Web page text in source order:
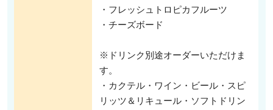
・フレッシュトロピカフルーツ
・チーズボード
※ドリンク別途オーダーいただけま
す。
・カクテル・ワイン・ビール・スピ
リッツ＆リキュール・ソフトドリン